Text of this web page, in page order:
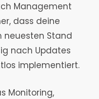
Management
dass deine
neuesten Stand
nach Updates
implementiert.
Monitoring,